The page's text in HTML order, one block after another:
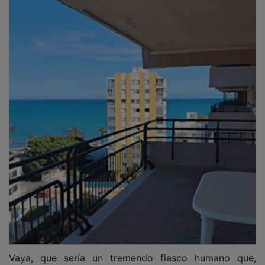
Vaya, que sería un tremendo fiasco humano que,